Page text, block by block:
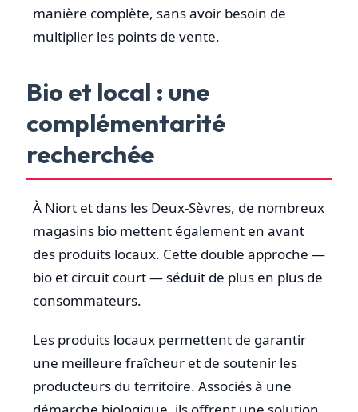
manière complète, sans avoir besoin de
multiplier les points de vente.
Bio et local : une
complémentarité
recherchée
À Niort et dans les Deux-Sèvres, de nombreux
magasins bio mettent également en avant
des produits locaux. Cette double approche —
bio et circuit court — séduit de plus en plus de
consommateurs.
Les produits locaux permettent de garantir
une meilleure fraîcheur et de soutenir les
producteurs du territoire. Associés à une